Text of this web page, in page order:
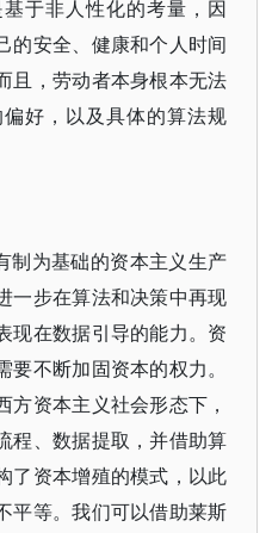
于非人性化的考量，因
的安全、健康和个人时间
且，劳动者本身根本无法
好，以及具体的算法规
制为基础的资本主义生产
一步在算法和决策中再现
现在数据引导的能力。资
不断加固资本的权力。
方资本主义社会形态下，
程、数据提取，并借助算
了资本增殖的模式，以此
平等。我们可以借助莱斯